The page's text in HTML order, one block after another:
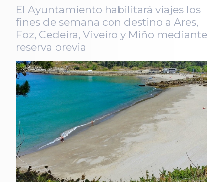
El Ayuntamiento habilitará viajes los
fines de semana con destino a Ares,
Foz, Cedeira, Viveiro y Miño mediante
reserva previa